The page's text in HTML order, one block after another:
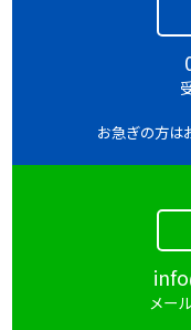
お急ぎの方は
メー